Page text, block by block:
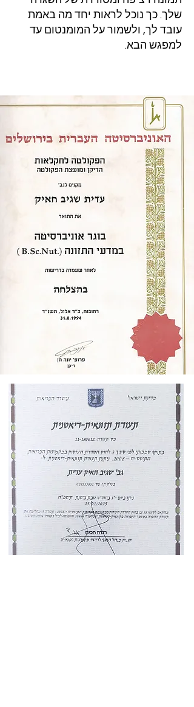
שלך. כך נוכל לראות יחד מה באמת
עובד לך, ולשמור על המומנטום עד
למפגש הבא.